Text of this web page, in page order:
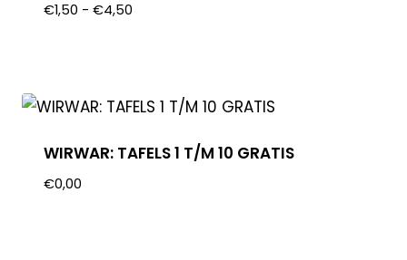
€1,50 - €4,50
WIRWAR: TAFELS 1 T/M 10 GRATIS
€0,00